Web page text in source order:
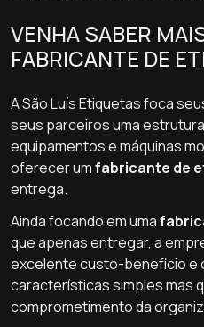
VENHA SABER
FABRICANTE DE
A São Luís Etiquetas foca
seus parceiros uma
equipamentos e máquinas
oferecer umfabricante de
entrega.
Ainda focando em uma
que apenas entregar, a
excelente custo-benefício e
características simples mas
comprometimento da